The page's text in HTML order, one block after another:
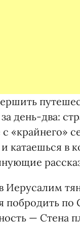
день-два:
«крайнего»
катаешься в
Иерусалим
побродить по
— Стена